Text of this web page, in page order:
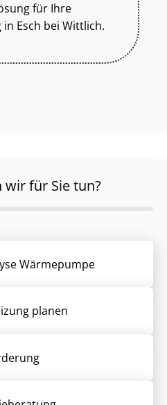
für Ihre
Esch bei Wittlich.
wir für Sie tun?
Wärmepumpe
planen